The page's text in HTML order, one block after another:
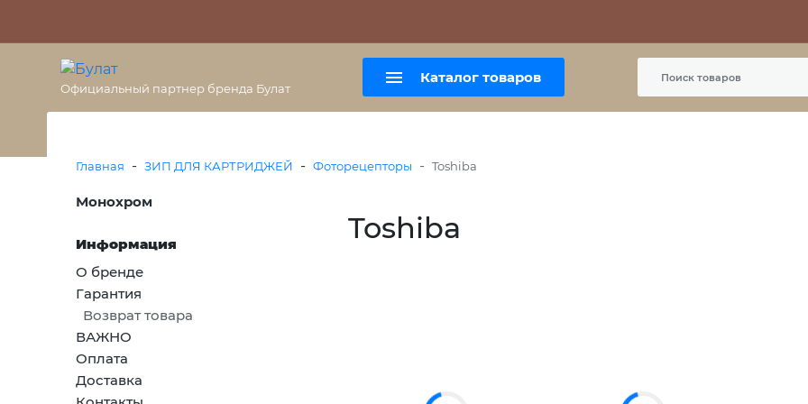
+7 (495) 477-56-25
Официальный партнер бренда Булат
Каталог товаров
Главная - ЗИП ДЛЯ КАРТРИДЖЕЙ - Фоторецепторы - Toshiba
Монохром
Информация
О бренде
Гарантия
Возврат товара
ВАЖНО
Оплата
Доставка
Toshiba